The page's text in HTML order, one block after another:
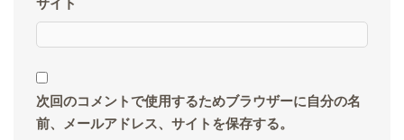
サイト
次回のコメントで使用するためブラウザーに自分の名
前、メールアドレス、サイトを保存する。